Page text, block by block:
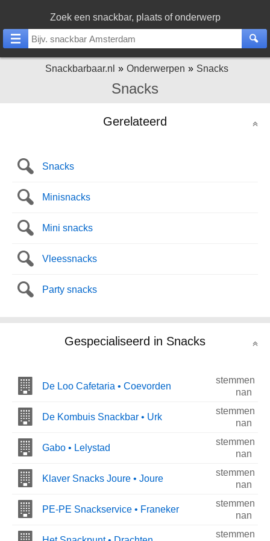
Zoek een snackbar, plaats of onderwerp
Snackbarbaar.nl Onderwerpen Snacks
Snacks
Gerelateerd
Snacks
Minisnacks
Mini snacks
Vleessnacks
Party snacks
Gespecialiseerd in Snacks
De Loo Cafetaria • Coevorden
stemmen
nan
De Kombuis Snackbar • Urk
stemmen
nan
Gabo • Lelystad
stemmen
nan
Klaver Snacks Joure • Joure
stemmen
nan
PE-PE Snackservice • Franeker
stemmen
nan
stemmen